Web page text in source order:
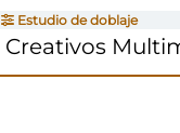
Estudio de doblaje
Creativos